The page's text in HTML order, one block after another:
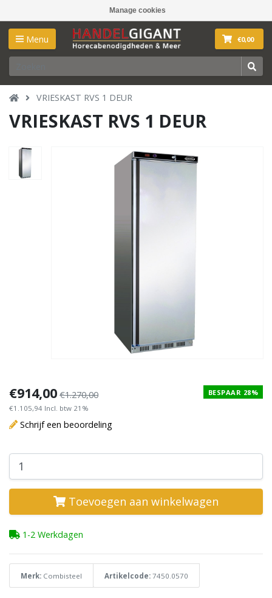
Manage cookies
Menu €0,00
VRIESKAST RVS 1 DEUR
VRIESKAST RVS 1 DEUR
€914,00 €1.270,00
€1.105,94 Incl. btw 21%
BESPAAR 28%
Schrijf een beoordeling
Toevoegen aan winkelwagen
1-2 Werkdagen
Merk: Combisteel Artikelcode: 7450.0570